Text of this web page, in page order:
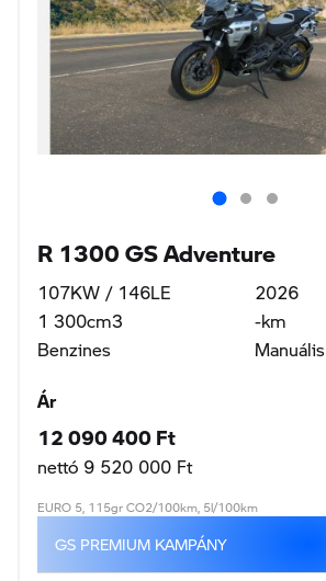
R 1300 GS Adventure
107KW / 146LE
1 300cm3
Benzines
2026
-km
Manuális
Ár
12 090 400 Ft
nettó 9 520 000 Ft
EURO 5, 115gr CO2/100km, 5l/100km
GS PREMIUM KAMPÁNY